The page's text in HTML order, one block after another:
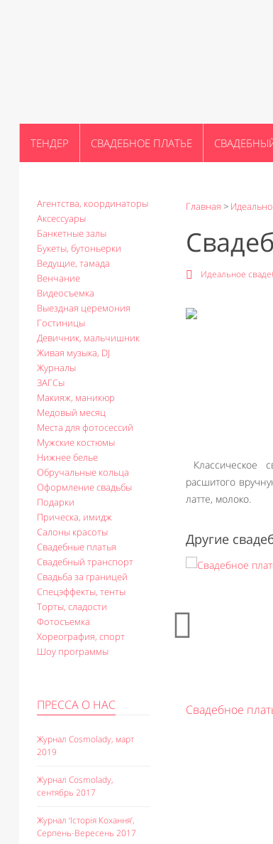
ТЕНДЕР СВАДЕБНОЕ ПЛАТЬЕ
Агентства, координаторы
Аксессуары
Банкетные залы
Букеты, бутоньерки
Ведущие, тамада
Венчание
Видеосъемка
Выездная церемония
Гостиницы
Девичник, мальчишник
Живая музыка, DJ
Журналы
ЗАГСы
Макияж, маникюр
Медовый месяц
Места для фотосессий
Мужские костюмы
Нижнее белье
Обручальные кольца
Оформление свадьбы
Подарки
Прическа, имидж
Салоны красоты
Свадебные платья
Свадебный транспорт
Свадьба за границей
Спецэффекты, тенты
Торты, сладости
Фотосъемка
Хореография, спорт
Шоу программы
ПРЕССА О НАС
Журнал Cosmolady, март
2019
Журнал Cosmolady,
сентябрь 2017
Журнал ‘Історія Кохання’,
Серпень-Вересень 2017
Главная >
Идеальное
Классическое
расшитого
латте, молоко.
Другие
Nina Свадебное